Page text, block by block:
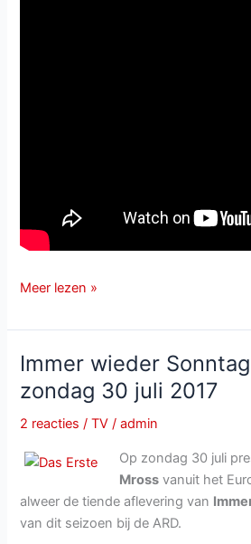
Mario
Christoph
en
Ohne
Dich
fällt
aus
Meer lezen »
Immer wieder
zondag 30 juli 2017
2 reacties /TV /admin
Op zondag 30 juli
Mross vanuit het
alweer de tiende aflevering van
van dit seizoen bij de ARD.